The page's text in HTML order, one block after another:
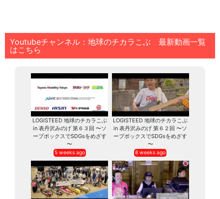
Youtubeチャンネル：地球のチカラこぶ 最新動画一覧
はこちら
LOGISTEED 地球のチカラこぶ
in 表丹沢みのげ 第６３回 〜ソ
ープボックスでSDGsをめざす
〜
5 weeks ago
LOGISTEED 地球のチカラこぶ
in 表丹沢みのげ 第６２回 〜ソ
ープボックスでSDGsをめざす
〜
8 weeks ago